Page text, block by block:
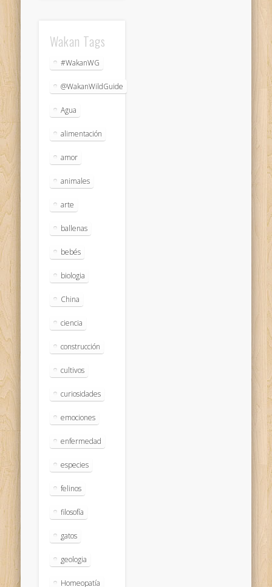
Wakan Tags
#WakanWG
@WakanWildGuide
Agua
alimentación
amor
animales
arte
ballenas
bebés
biologia
China
ciencia
construcción
cultivos
curiosidades
emociones
enfermedad
especies
felinos
filosofía
gatos
geologia
Homeopatía